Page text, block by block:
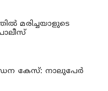
മരിച്ചയാളുടെ
കേസ്: നാലുപേര്‍